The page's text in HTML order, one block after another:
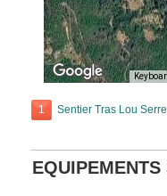
1 Sentier Tras Lou Serre
EQUIPEMENTS